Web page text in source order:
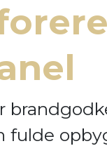
fulde